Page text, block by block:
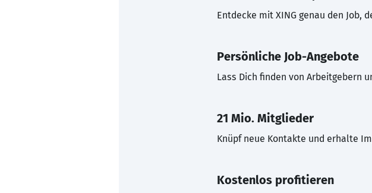
Entdecke mit XING genau den Job,
Persönliche Job-Angebote
Lass Dich finden von Arbeitgebern
21 Mio. Mitglieder
Knüpf neue Kontakte und erhalte
Kostenlos profitieren